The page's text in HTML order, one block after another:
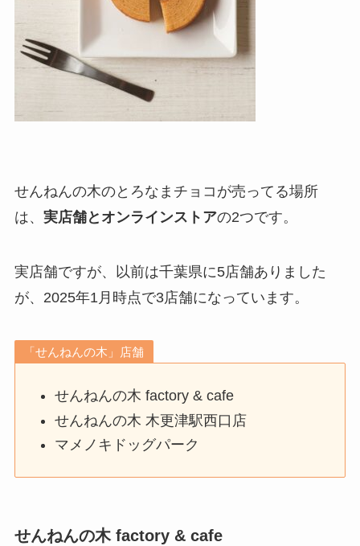
せんねんの木のとろなまチョコが売ってる場所
は、 実店舗とオンラインストアの2つです。
実店舗ですが、以前は千葉県に5店舗ありました
が、2025年1月時点で3店舗になっています。
「せんねんの木」店舗
せんねんの木 factory & cafe
せんねんの木 木更津駅西口店
マメノキドッグパーク
せんねんの木 factory & cafe